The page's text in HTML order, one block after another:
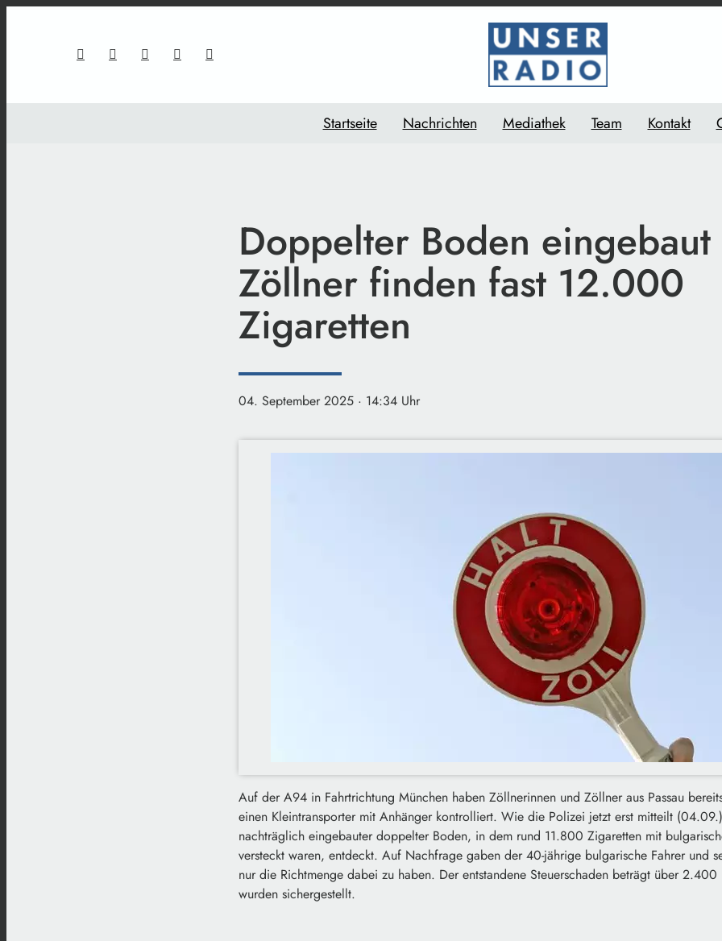
Startseite Nachrichten Mediathek Team Kontakt
Doppelter Boden eingebaut
Zöllner finden fast 12.000
Zigaretten
04. September 2025 · 14:34 Uhr
Auf der A94 in Fahrtrichtung München haben Zöllnerinnen und Zöllner aus Passau
einen Kleintransporter mit Anhänger kontrolliert. Wie die Polizei jetzt erst mitteilt
nachträglich eingebauter doppelter Boden, in dem rund 11.800 Zigaretten mit
versteckt waren, entdeckt. Auf Nachfrage gaben der 40-jährige bulgarische Fahrer und
nur die Richtmenge dabei zu haben. Der entstandene Steuerschaden beträgt über
wurden sichergestellt.